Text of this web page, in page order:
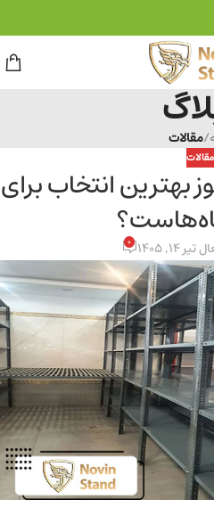
/مقالات
مقالات
بهترین انتخاب برای
14, 1405
0